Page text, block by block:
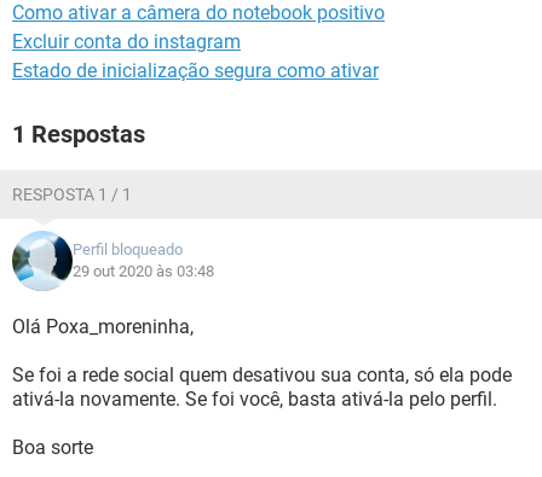
Como ativar a câmera do notebook positivo
Excluir conta do instagram
Estado de inicialização segura como ativar
1 Respostas
RESPOSTA 1 / 1
Perfil bloqueado
29 out 2020 às 03:48
Olá Poxa_moreninha,
Se foi a rede social quem desativou sua conta, só ela pode
ativá-la novamente. Se foi você, basta ativá-la pelo perfil.
Boa sorte